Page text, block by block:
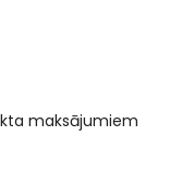
maksājumiem